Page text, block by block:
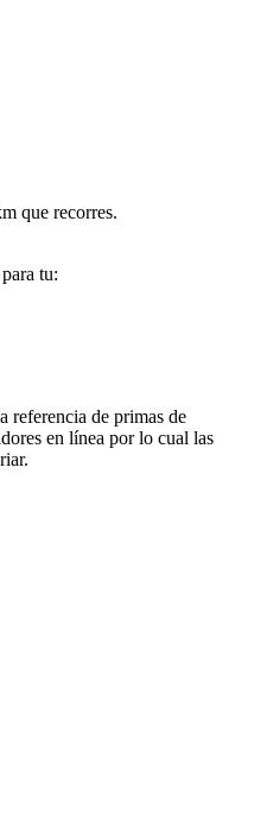
que recorres.
tu:
referencia de primas de
en línea por lo cual las